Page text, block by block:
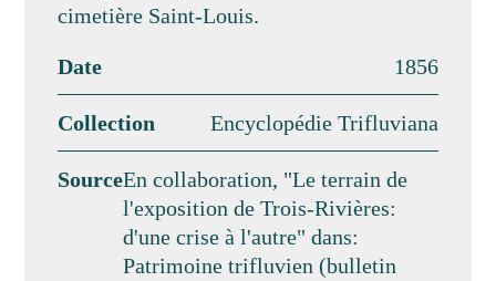
cimetière Saint-Louis.
Date 1856
Collection Encyclopédie Trifluviana
SourceEn collaboration, "Le terrain de
l'exposition de Trois-Rivières:
d'une crise à l'autre" dans:
Patrimoine trifluvien (bulletin